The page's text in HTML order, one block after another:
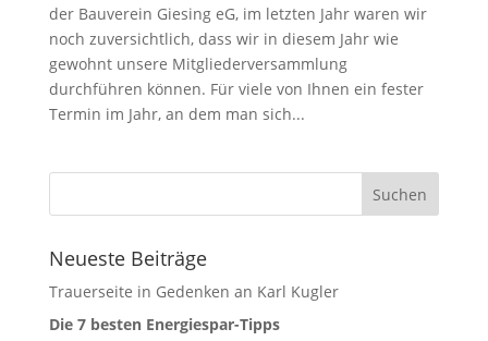
der Bauverein Giesing eG, im letzten Jahr waren wir
noch zuversichtlich, dass wir in diesem Jahr wie
gewohnt unsere Mitgliederversammlung
durchführen können. Für viele von Ihnen ein fester
Termin im Jahr, an dem man sich...
Neueste Beiträge
Trauerseite in Gedenken an Karl Kugler
Die 7 besten Energiespar-Tipps